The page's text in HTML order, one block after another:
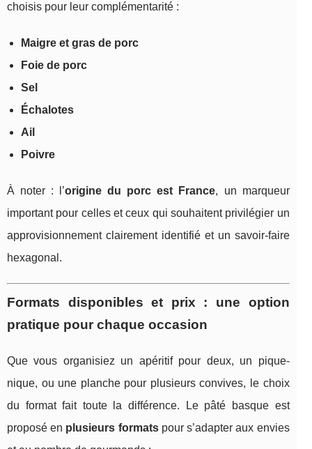
choisis pour leur complémentarité :
Maigre et gras de porc
Foie de porc
Sel
Échalotes
Ail
Poivre
À noter : l’origine du porc est France, un marqueur
important pour celles et ceux qui souhaitent privilégier un
approvisionnement clairement identifié et un savoir-faire
hexagonal.
Formats disponibles et prix : une option
pratique pour chaque occasion
Que vous organisiez un apéritif pour deux, un pique-
nique, ou une planche pour plusieurs convives, le choix
du format fait toute la différence. Le pâté basque est
proposé en plusieurs formatspour s’adapter aux envies